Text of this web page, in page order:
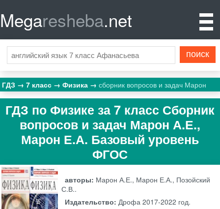
Megaresheba.net
ГДЗ 7 класс Физика сборник вопросов и задач Марон
ГДЗ по Физике за 7 класс Сборник
вопросов и задач Марон А.Е.,
Марон Е.А. Базовый уровень
ФГОС
авторы: Марон А.Е., Марон Е.А., Позойский
С.В..
Издательство:Дрофа 2017-2022 год.